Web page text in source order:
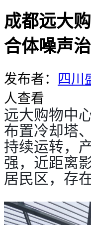
成都远大
合体噪声
发布者： 四川
人查看
远大购物中
布置冷却塔
持续运转，
强，近距离
居民区，存